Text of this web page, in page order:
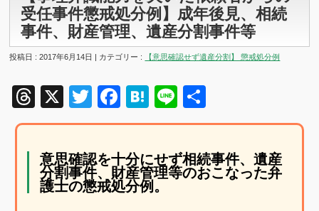
受任事件懲戒処分例】成年後見、相続
事件、財産管理、遺産分割事件等
投稿日 : 2017年6月14日 | カテゴリー : 【意思確認せず遺産分割】 懲戒処分例
Threads
X TwitterFacebook
Hatena
Line
有
意思確認を十分にせず相続事件、遺産
分割事件、財産管理等のおこなった弁
護士の懲戒処分例。